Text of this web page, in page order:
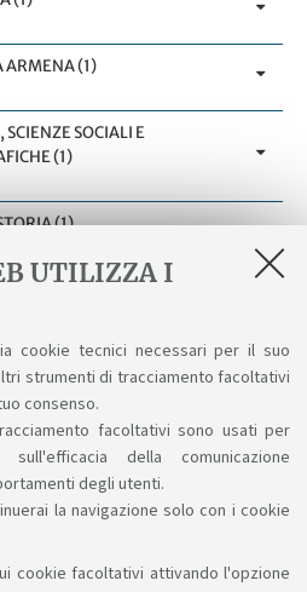
UTILIZZA I
cookie tecnici necessari per il suo
strumenti di tracciamento facoltativi
consenso.
facoltativi sono usati per
della comunicazione
degli utenti.
la navigazione solo con i cookie
cookie facoltativi attivando l'opzione
ARMENA (1)
SCIENZE SOCIALI E
(1)
(1)
6 7 8
alla conoscenza